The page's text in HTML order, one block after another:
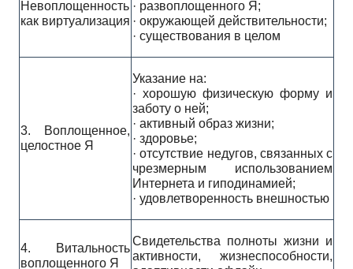
Невоплощенность
как виртуализация
· развоплощенного Я;
· окружающей действительности;
· существования в целом
3. Воплощенное,
целостное Я
Указание на:
· хорошую физическую форму и
заботу о ней;
· активный образ жизни;
· здоровье;
· отсутствие недугов, связанных с
чрезмерным использованием
Интернета и гиподинамией;
· удовлетворенность внешностью
4. Витальность
воплощенного Я
Свидетельства полноты жизни и
активности, жизнеспособности,